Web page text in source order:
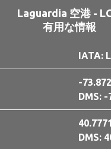
Laguardia 空港 -
有用な情報
IATA:
-
DMS:
DMS: